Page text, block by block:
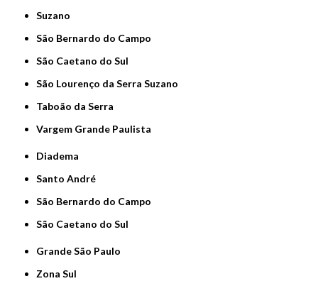
Suzano
São Bernardo do Campo
São Caetano do Sul
São Lourenço da Serra Suzano
Taboão da Serra
Vargem Grande Paulista
Diadema
Santo André
São Bernardo do Campo
São Caetano do Sul
Grande São Paulo
Zona Sul